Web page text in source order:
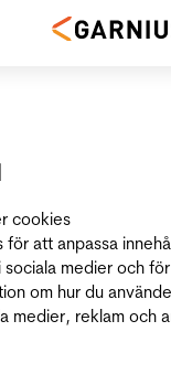
cookies
för att anpassa
medier och
om hur du
medier, reklam och